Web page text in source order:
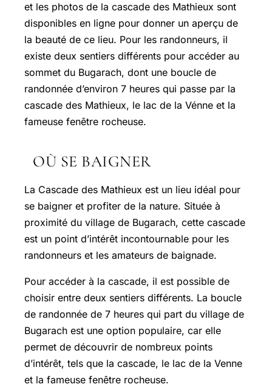
et les photos de la cascade des Mathieux sont
disponibles en ligne pour donner un aperçu de
la beauté de ce lieu. Pour les randonneurs, il
existe deux sentiers différents pour accéder au
sommet du Bugarach, dont une boucle de
randonnée d’environ 7 heures qui passe par la
cascade des Mathieux, le lac de la Vénne et la
fameuse fenêtre rocheuse.
OÙ SE BAIGNER
La Cascade des Mathieux est un lieu idéal pour
se baigner et profiter de la nature. Située à
proximité du village de Bugarach, cette cascade
est un point d’intérêt incontournable pour les
randonneurs et les amateurs de baignade.
Pour accéder à la cascade, il est possible de
choisir entre deux sentiers différents. La boucle
de randonnée de 7 heures qui part du village de
Bugarach est une option populaire, car elle
permet de découvrir de nombreux points
d’intérêt, tels que la cascade, le lac de la Venne
et la fameuse fenêtre rocheuse.